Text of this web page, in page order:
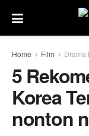
Home Film Drama
5
Korea
nonton